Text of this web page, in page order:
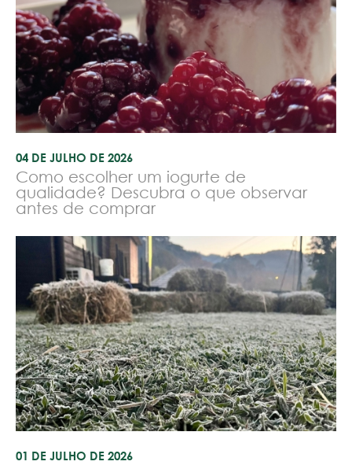
04 DE JULHO DE 2026
Como escolher um iogurte de
qualidade? Descubra o que observar
antes de comprar
01 DE JULHO DE 2026